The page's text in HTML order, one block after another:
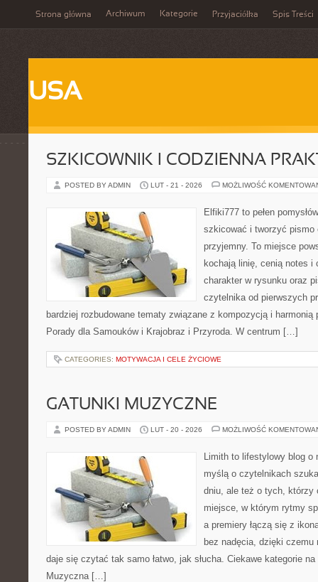
Strona główna Archiwum Kategorie Przyjaciółka Spis Treści
USA
SZKICOWNIK I CODZIENNA
POSTED BY ADMIN LUT - 21 - 2026 MOŻLIWOŚĆ
Elfiki777 to pełen
szkicować i tworzyć pismo
przyjemny. To miejsce
kochają linię, cenią notes i
charakter w rysunku oraz
czytelnika od pierwszych
bardziej rozbudowane tematy związane z kompozycją i
Porady dla Samouków i Krajobraz i Przyroda. W centrum […]
CATEGORIES: MOTYWACJA I CELE ŻYCIOWE
GATUNKI MUZYCZNE
POSTED BY ADMIN LUT - 20 - 2026 MOŻLIWOŚĆ
Limith to lifestylowy blog o
myślą o czytelnikach
dniu, ale też o tych, którzy
miejsce, w którym rytmy
a premiery łączą się z
bez nadęcia, dzięki
daje się czytać tak samo łatwo, jak słucha. Ciekawe kategorie
Muzyczna […]